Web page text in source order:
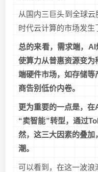
从国内三巨头到全球
时代云计算的市场发生
总的来看，需求端，AI
使算力从普惠资源变
端硬件市场，如存储
商告别低价内卷。
更为重要的一点是，
“卖智能”转型，通过
然，这三大因素的叠
潮。
可以看到，在这一波